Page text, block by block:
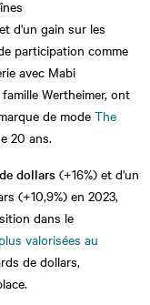
d'un gain sur les
participation comme
avec Mabi
Wertheimer, ont
de mode The
20 ans.
dollars (+16%) et d'un
(+10,9%) en 2023,
dans le
valorisées au
de dollars,